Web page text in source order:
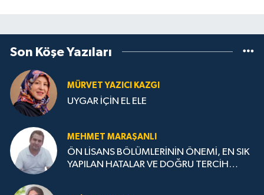
Son Köşe Yazıları
MÜRVET YAZICI KAZGI
UYGAR İÇİN EL ELE
MEHMET MARAŞANLI
ÖN LİSANS BÖLÜMLERİNİN ÖNEMİ, EN SIK
YAPILAN HATALAR VE DOĞRU TERCİH